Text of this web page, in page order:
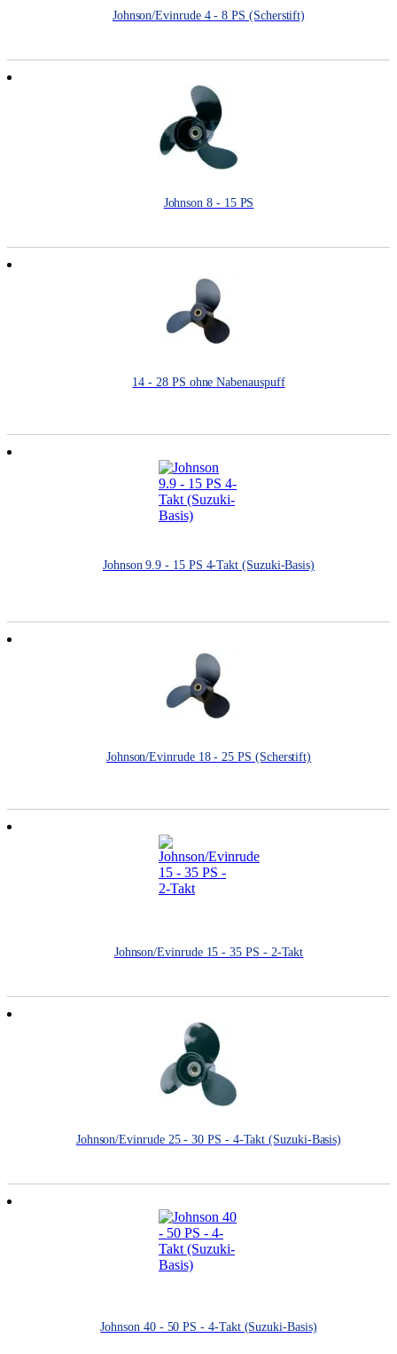
Johnson/Evinrude 4 - 8 PS (Scherstift)
Johnson 8 - 15 PS
14 - 28 PS ohne Nabenauspuff
Johnson 9.9 - 15 PS 4-Takt (Suzuki-Basis)
Johnson/Evinrude 18 - 25 PS (Scherstift)
Johnson/Evinrude 15 - 35 PS - 2-Takt
Johnson/Evinrude 25 - 30 PS - 4-Takt (Suzuki-Basis)
Johnson 40 - 50 PS - 4-Takt (Suzuki-Basis)